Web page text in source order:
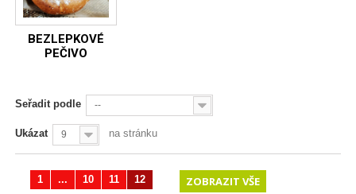
BEZLEPKOVÉ
PEČIVO
Seřadit podle --
Ukázat 9 na stránku
ZOBRAZIT VŠE
1 ... 10 11 12